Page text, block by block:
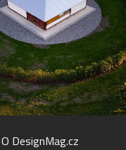
O DesignMag.cz